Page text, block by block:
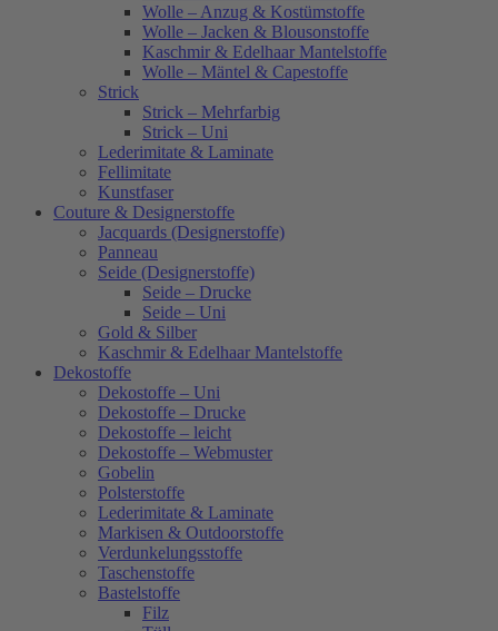
Wolle – Anzug & Kostümstoffe
Wolle – Jacken & Blousonstoffe
Kaschmir & Edelhaar Mantelstoffe
Wolle – Mäntel & Capestoffe
Strick
Strick – Mehrfarbig
Strick – Uni
Lederimitate & Laminate
Fellimitate
Kunstfaser
Couture & Designerstoffe
Jacquards (Designerstoffe)
Panneau
Seide (Designerstoffe)
Seide – Drucke
Seide – Uni
Gold & Silber
Kaschmir & Edelhaar Mantelstoffe
Dekostoffe
Dekostoffe – Uni
Dekostoffe – Drucke
Dekostoffe – leicht
Dekostoffe – Webmuster
Gobelin
Polsterstoffe
Lederimitate & Laminate
Markisen & Outdoorstoffe
Verdunkelungsstoffe
Taschenstoffe
Bastelstoffe
Filz